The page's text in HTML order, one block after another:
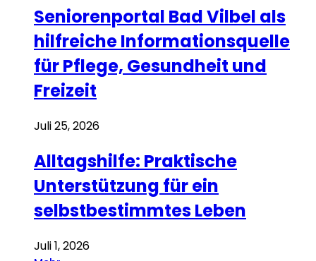
Seniorenportal Bad Vilbel als
hilfreiche Informationsquelle
für Pflege, Gesundheit und
Freizeit
Juli 25, 2026
Alltagshilfe: Praktische
Unterstützung für ein
selbstbestimmtes Leben
Juli 1, 2026